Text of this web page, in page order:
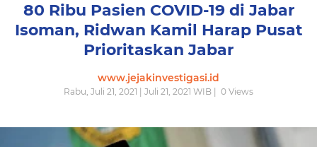
80 Ribu Pasien COVID-19 di Jabar
Isoman, Ridwan Kamil Harap Pusat
Prioritaskan Jabar
www.jejakinvestigasi.id
Rabu, Juli 21, 2021 | Juli 21, 2021 WIB | 0 Views